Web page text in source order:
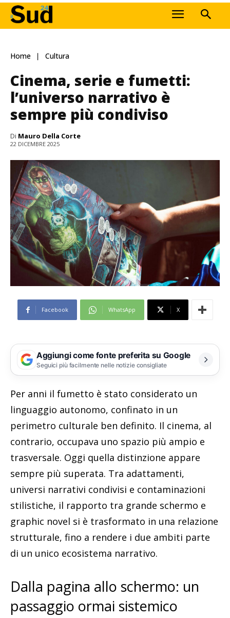
Home Cultura
Cinema, serie e fumetti:
l’universo narrativo è
sempre più condiviso
Di Mauro Della Corte
22 DICEMBRE 2025
Facebook WhatsApp X
Aggiungi come fonte preferita su Google
Seguici più facilmente nelle notizie consigliate
Per anni il fumetto è stato considerato un
linguaggio autonomo, confinato in un
perimetro culturale ben definito. Il cinema, al
contrario, occupava uno spazio più ampio e
trasversale. Oggi quella distinzione appare
sempre più superata. Tra adattamenti,
universi narrativi condivisi e contaminazioni
stilistiche, il rapporto tra grande schermo e
graphic novel si è trasformato in una relazione
strutturale, fino a rendere i due ambiti parte
di un unico ecosistema narrativo.
Dalla pagina allo schermo: un
passaggio ormai sistemico